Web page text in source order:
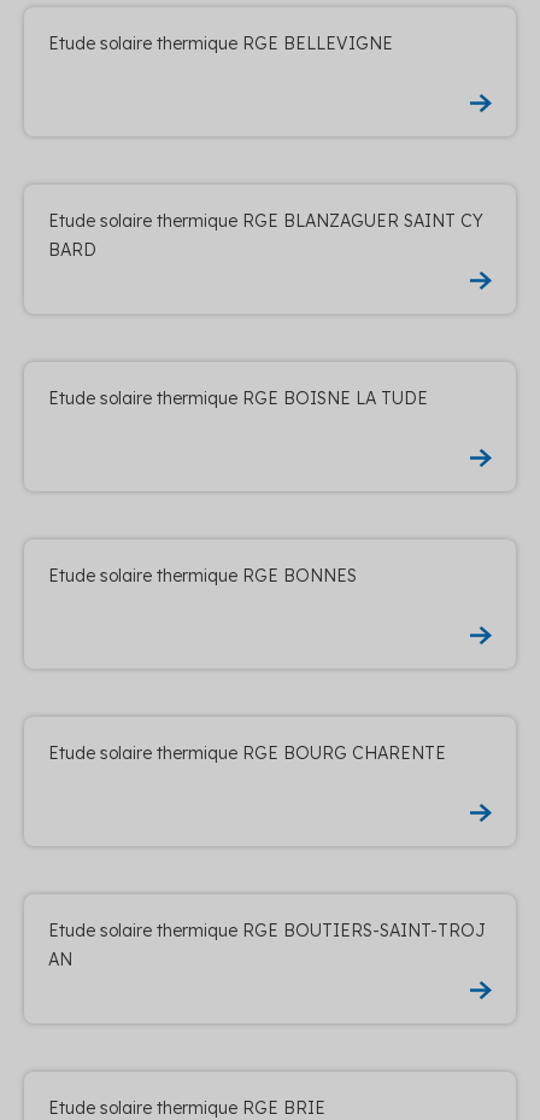
Etude solaire thermique RGE BELLEVIGNE
Etude solaire thermique RGE BLANZAGUER SAINT CY
BARD
Etude solaire thermique RGE BOISNE LA TUDE
Etude solaire thermique RGE BONNES
Etude solaire thermique RGE BOURG CHARENTE
Etude solaire thermique RGE BOUTIERS-SAINT-TROJ
AN
Etude solaire thermique RGE BRIE